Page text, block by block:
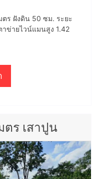
ตร ฝังดิน 50 ซม. ระยะ
าข่ายไวน์แมนสูง 1.42
ตร เสาปูน